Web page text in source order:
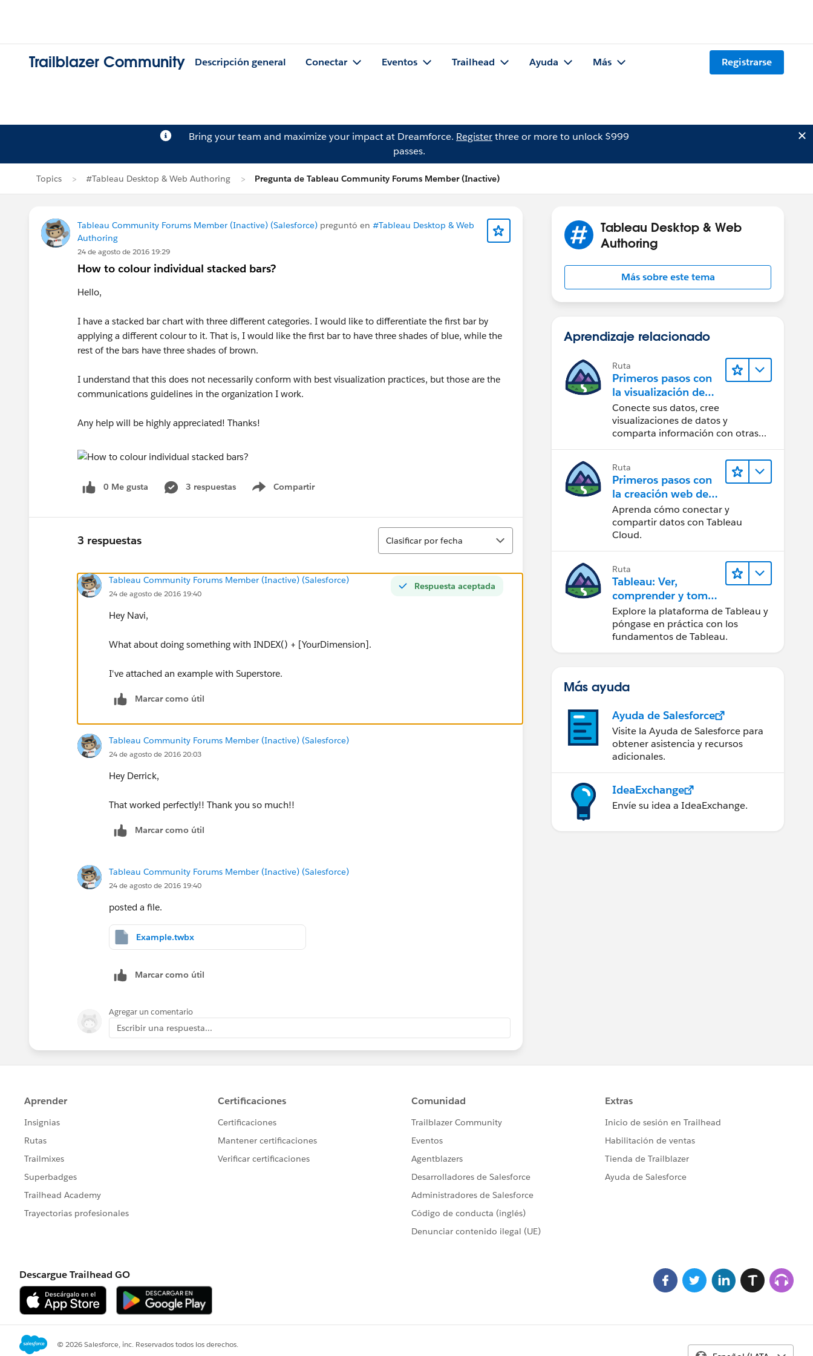
Trailblazer Community Descripción general Conectar Eventos Trailhead Ayuda Más Registrarse
Bring your team and maximize your impact at Dreamforce. Registerthree or more to unlock $999
passes.
Topics #Tableau Desktop & Web Authoring Pregunta de Tableau Community Forums Member (Inactive)
Tableau Community Forums Member (Inactive) (Salesforce) preguntó en #Tableau Desktop & Web
Authoring
24 de agosto de 2016 19:29
How to colour individual stacked bars?
Hello,
I have a stacked bar chart with three different categories. I would like to differentiate the first bar by
applying a different colour to it. That is, I would like the first bar to have three shades of blue, while the
rest of the bars have three shades of brown.
I understand that this does not necessarily conform with best visualization practices, but those are the
communications guidelines in the organization I work.
Any help will be highly appreciated! Thanks!
0 Me gusta 3 respuestas Compartir
Show menu
3 respuestas
Ordenar
Clasificar por fecha
Respuesta aceptada
Tableau Community Forums Member (Inactive) (Salesforce)
24 de agosto de 2016 19:40
Hey Navi,
What about doing something with INDEX() + [YourDimension].
I've attached an example with Superstore.
Marcar como útil
Tableau Community Forums Member (Inactive) (Salesforce)
24 de agosto de 2016 20:03
Hey Derrick,
That worked perfectly!! Thank you so much!!
Marcar como útil
Tableau Community Forums Member (Inactive) (Salesforce)
24 de agosto de 2016 19:40
posted a file.
Example.twbx
Marcar como útil
Agregar un comentario
Escribir una respuesta...
Tableau Desktop & Web
Authoring
Más sobre este tema
Aprendizaje relacionado
Ruta
Primeros pasos con
la visualización de
datos en Tableau
Desktop
Conecte sus datos, cree
visualizaciones de datos y
comparta información con otras
Ruta
Primeros pasos con
la creación web de
Tableau Cloud
Aprenda cómo conectar y
compartir datos con Tableau
Cloud.
Ruta
Tableau: Ver,
comprender y tomar
medidas a partir de
los datos
Explore la plataforma de Tableau y
póngase en práctica con los
fundamentos de Tableau.
Más ayuda
Ayuda de Salesforce
Visite la Ayuda de Salesforce para
obtener asistencia y recursos
adicionales.
IdeaExchange
Envíe su idea a IdeaExchange.